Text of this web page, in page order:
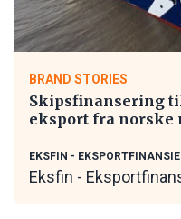
BRAND STORIES
Skipsfinansering
eksport fra
EKSFIN -
Eksfin -